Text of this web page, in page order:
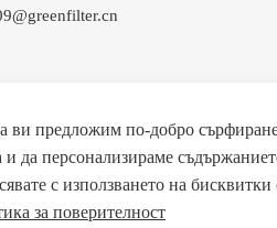
ви предложим по-добро
да персонализираме
с използването на
за поверителност